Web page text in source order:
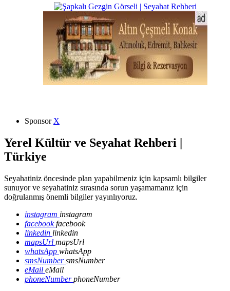
Sponsor X
Yerel Kültür ve Seyahat Rehberi |
Türkiye
Seyahatiniz öncesinde plan yapabilmeniz için kapsamlı bilgiler
sunuyor ve seyahatiniz sırasında sorun yaşamamanız için
doğrulanmış önemli bilgiler yayınlıyoruz.
instagram instagram
facebookfacebook
linkedin linkedin
mapsUrl mapsUrl
whatsApp whatsApp
smsNumbersmsNumber
eMail eMail
phoneNumberphoneNumber